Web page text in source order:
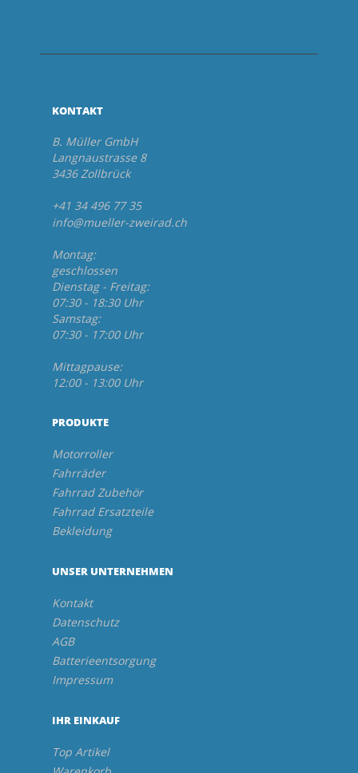
KONTAKT
B. Müller GmbH
Langnaustrasse 8
3436 Zollbrück
+41 34 496 77 35
info@mueller-zweirad.ch
Montag:
geschlossen
Dienstag - Freitag:
07:30 - 18:30 Uhr
Samstag:
07:30 - 17:00 Uhr
Mittagpause:
12:00 - 13:00 Uhr
PRODUKTE
Motorroller
Fahrräder
Fahrrad Zubehör
Fahrrad Ersatzteile
Bekleidung
UNSER UNTERNEHMEN
Kontakt
Datenschutz
AGB
Batterieentsorgung
Impressum
IHR EINKAUF
Top Artikel